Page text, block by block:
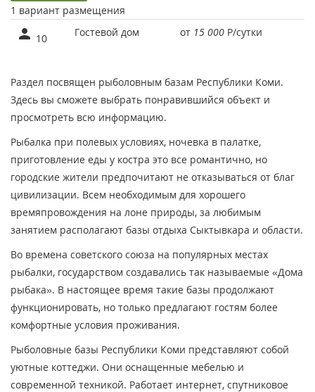
1 вариант размещения
10 Гостевой дом от 15 000 Р/сутки
Раздел посвящен рыболовным базам Республики Коми.
Здесь вы сможете выбрать понравившийся объект и
просмотреть всю информацию.
Рыбалка при полевых условиях, ночевка в палатке,
приготовление еды у костра это все романтично, но
городские жители предпочитают не отказываться от благ
цивилизации. Всем необходимым для хорошего
времяпровождения на лоне природы, за любимым
занятием располагают базы отдыха Сыктывкара и области.
Во времена советского союза на популярных местах
рыбалки, государством создавались так называемые «Дома
рыбака». В настоящее время такие базы продолжают
функционировать, но только предлагают гостям более
комфортные условия проживания.
Рыболовные базы Республики Коми представляют собой
уютные коттеджи. Они оснащенные мебелью и
современной техникой. Работает интернет, спутниковое